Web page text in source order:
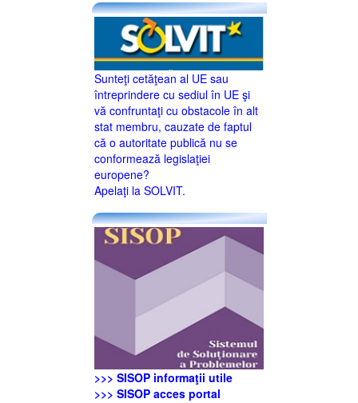
Sunteţi cetăţean al UE sau
întreprindere cu sediul în UE şi
vă confruntaţi cu obstacole în alt
stat membru, cauzate de faptul
că o autoritate publică nu se
conformează legislaţiei
europene?
Apelaţi la SOLVIT.
>>> SISOP informaţii utile
>>> SISOP acces portal